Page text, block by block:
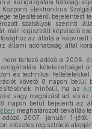
a közigazgatási hatósági
Elektronikus
teljesítéséről bejelentést
szabályok szerinti
már regisztrált képviselő
az általa a képviselt
állami adóhatóság által
nem tartozó adózó a 2006.
kötelezettséget
és technikai feltételekkel
követő 8 napon
minősül, ha az
vagy megbízást ad, és
napon belül bejelenti az
meghatározott bevallás
2007. január 1-jétől
előzetes regisztráció